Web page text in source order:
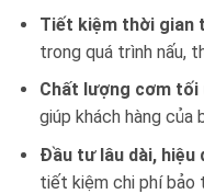
Tiết kiệm thời gian
trong quá trình nấu,
Chất lượng cơm tối
giúp khách hàng của
Đầu tư lâu dài, hiệu
tiết kiệm chi phí bảo